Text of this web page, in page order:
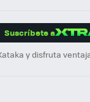
Suscríbete a
y disfruta